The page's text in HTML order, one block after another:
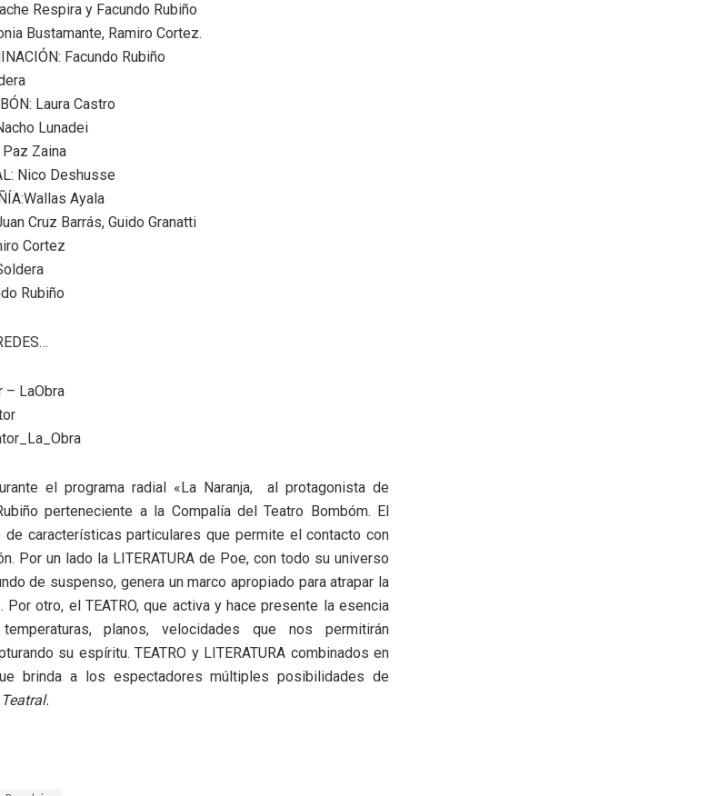
Respira y Facundo Rubiño
Bustamante, Ramiro Cortez.
Facundo Rubiño
Laura Castro
Lunadei
Paz Zaina
Nico Deshusse
Ayala
Cruz Barrás, Guido Granatti
Cortez
Rubiño
– LaObra
el programa radial «La Naranja, al protagonista de
perteneciente a la Compalía del Teatro Bombóm. El
de características particulares que permite el contacto con
Por un lado la LITERATURA de Poe, con todo su universo
de suspenso, genera un marco apropiado para atrapar la
otro, el TEATRO, que activa y hace presente la esencia
planos, velocidades que nos permitirán
su espíritu. TEATRO y LITERATURA combinados en
brinda a los espectadores múltiples posibilidades de